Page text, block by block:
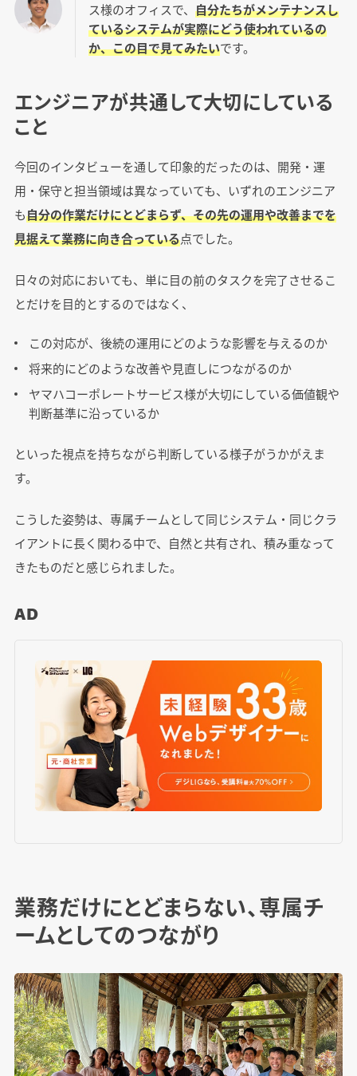
ス様のオフィスで、 自分たちがメンテナンスし
ているシステムが実際にどう使われているの
か、この目で見てみたいです。
エンジニアが共通して大切にしている
こと
今回のインタビューを通して印象的だったのは、開発・運
用・保守と担当領域は異なっていても、いずれのエンジニア
も自分の作業だけにとどまらず、その先の運用や改善までを
見据えて業務に向き合っている点でした。
日々の対応においても、単に目の前のタスクを完了させるこ
とだけを目的とするのではなく、
この対応が、後続の運用にどのような影響を与えるのか
将来的にどのような改善や見直しにつながるのか
ヤマハコーポレートサービス様が大切にしている価値観や
判断基準に沿っているか
といった視点を持ちながら判断している様子がうかがえま
す。
こうした姿勢は、専属チームとして同じシステム・同じクラ
イアントに長く関わる中で、自然と共有され、積み重なって
きたものだと感じられました。
AD
業務だけにとどまらない、専属チ
ームとしてのつながり